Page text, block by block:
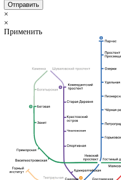
Отправить
×
×
Применить